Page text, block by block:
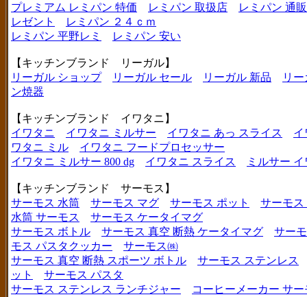
プレミアム レミパン 特価 レミパン 取扱店
レミパン 通販
レゼント
レミパン ２４ｃｍ
レミパン 平野レミ
レミパン 安い
【キッチンブランド リーガル】
リーガル ショップ
リーガル セール リーガル 新品
リ
ン焼器
【キッチンブランド イワタニ】
イワタニ
イワタニ ミルサー イワタニ あっ スライス
イ
ワタニ ミル
イワタニ フードプロセッサー
イワタニ ミルサー 800 dg
イワタニ スライス ミルサー
【キッチンブランド サーモス】
サーモス 水筒
サーモス マグ サーモス ポット
サーモス
水筒 サーモス
サーモス ケータイマグ
サーモス ボトル
サーモス 真空 断熱 ケータイマグ
サー
モス パスタクッカー
サーモス㈱
サーモス 真空 断熱 スポーツ ボトル
サーモス ステンレス
ット
サーモス パスタ
サーモス ステンレス ランチジャー
コーヒーメーカー サー